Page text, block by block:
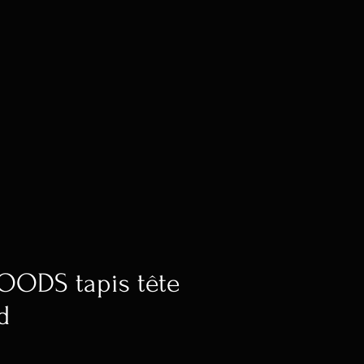
tapis tête